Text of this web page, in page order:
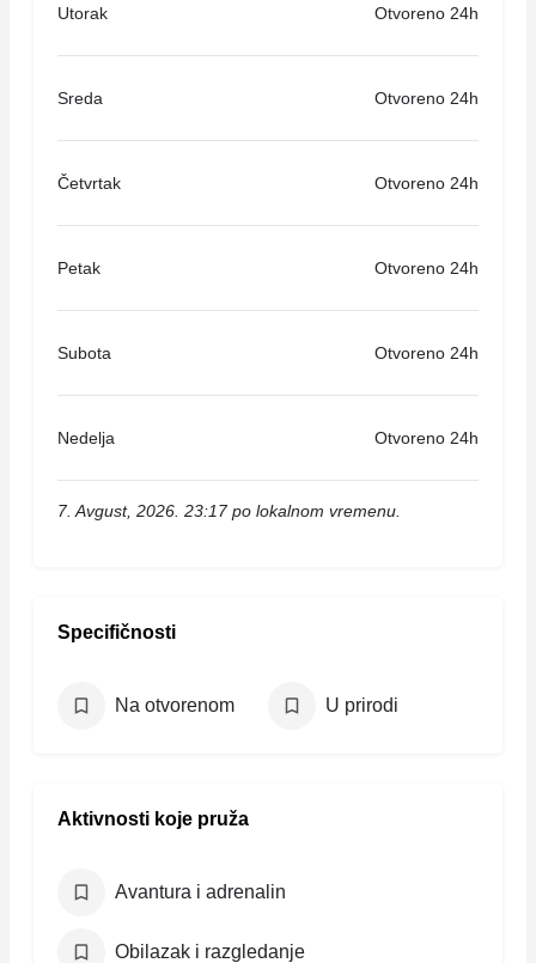
Utorak Otvoreno 24h
Sreda Otvoreno 24h
Četvrtak Otvoreno 24h
Petak Otvoreno 24h
Subota Otvoreno 24h
Nedelja Otvoreno 24h
7. Avgust, 2026. 23:17 po lokalnom vremenu.
Specifičnosti
Na otvorenom U prirodi
Aktivnosti koje pruža
Avantura i adrenalin
Obilazak i razgledanje